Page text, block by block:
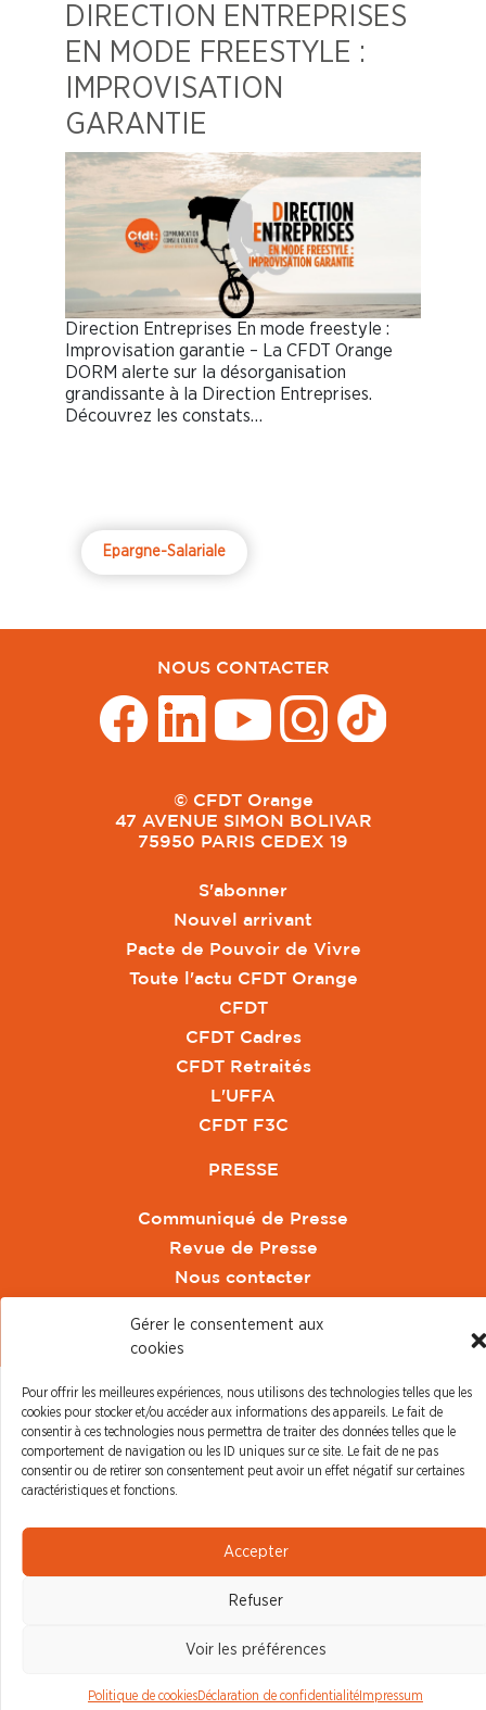
Gérer le consentement aux
cookies
Pour offrir les meilleures expériences, nous utilisons des technologies telles que les
cookies pour stocker et/ou accéder aux informations des appareils. Le fait de
consentir à ces technologies nous permettra de traiter des données telles que le
comportement de navigation ou les ID uniques sur ce site. Le fait de ne pas
consentir ou de retirer son consentement peut avoir un effet négatif sur certaines
caractéristiques et fonctions.
Accepter
Refuser
Voir les préférences
Politique de cookiesDéclaration de confidentialité Impressum
DIRECTION ENTREPRISES
EN MODE FREESTYLE :
IMPROVISATION
GARANTIE
Direction Entreprises En mode freestyle :
Improvisation garantie – La CFDT Orange
DORM alerte sur la désorganisation
grandissante à la Direction Entreprises.
Découvrez les constats…
Epargne-Salariale
NOUS CONTACTER
© CFDT Orange
47 AVENUE SIMON BOLIVAR
75950 PARIS CEDEX 19
S'abonner
Nouvel arrivant
Pacte de Pouvoir de Vivre
Toute l'actu CFDT Orange
CFDT
CFDT Cadres
CFDT Retraités
L'UFFA
CFDT F3C
PRESSE
Communiqué de Presse
Revue de Presse
Nous contacter
© CFDT Orange |Mentions Légales|
données personnelles